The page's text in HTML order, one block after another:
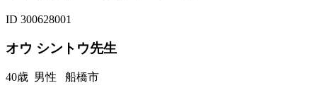
ID 300628001
オウ シントウ先生
40歳 男性 船橋市